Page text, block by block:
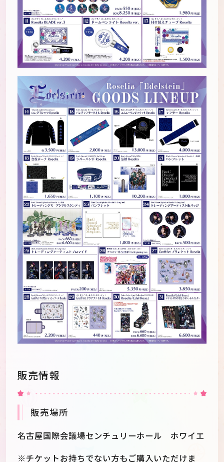
販売情報
販売場所
名古屋国際会議場センチュリーホール ホワイエ
※チケットお持ちでない方もご購入いただけま